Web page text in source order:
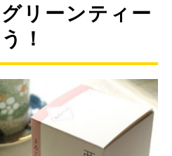
リーンティー
！